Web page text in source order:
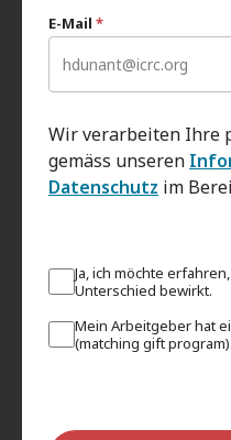
E-Mail *
Wir verarbeiten Ihre
gemäss unseren
Datenschutz im
Ja, ich möchte
Unterschied bewirkt.
Mein Arbeitgeber hat
(matching gift program).